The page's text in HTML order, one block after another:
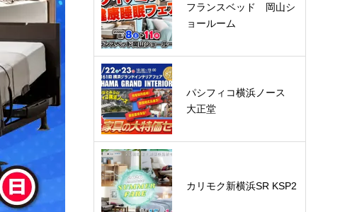
フランスベッド 岡山シ
ョールーム
パシフィコ横浜ノース
大正堂
カリモク新横浜SR KSP2